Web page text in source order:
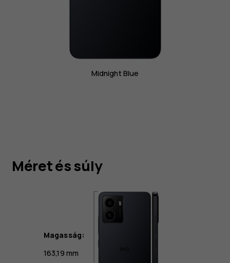
Midnight Blue
Méret és súly
Magasság:
163,19 mm